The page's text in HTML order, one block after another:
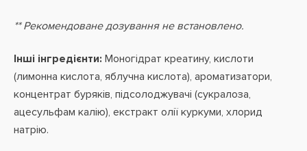
** Рекомендоване дозування не встановлено.
Інші інгредієнти: Моногідрат креатину, кислоти
(лимонна кислота, яблучна кислота), ароматизатори,
концентрат буряків, підсолоджувачі (сукралоза,
ацесульфам калію), екстракт олії куркуми, хлорид
натрію.